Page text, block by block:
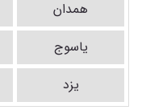
همدان
یاسوج
یزد